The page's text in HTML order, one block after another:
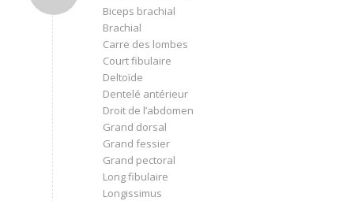
Biceps brachial
Brachial
Carre des lombes
Court fibulaire
Deltoïde
Dentelé antérieur
Droit de l’abdomen
Grand dorsal
Grand fessier
Grand pectoral
Long fibulaire
Longissimus